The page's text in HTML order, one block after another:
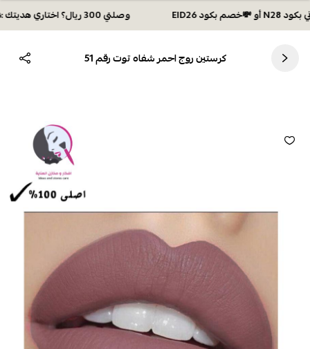
وصلتي 300 ريال؟ اختاري هديتك :🏍 شحن مجاني بكود N28 أو 💸خصم بكود EID26
كرستين روج احمر شفاه توت رقم 51